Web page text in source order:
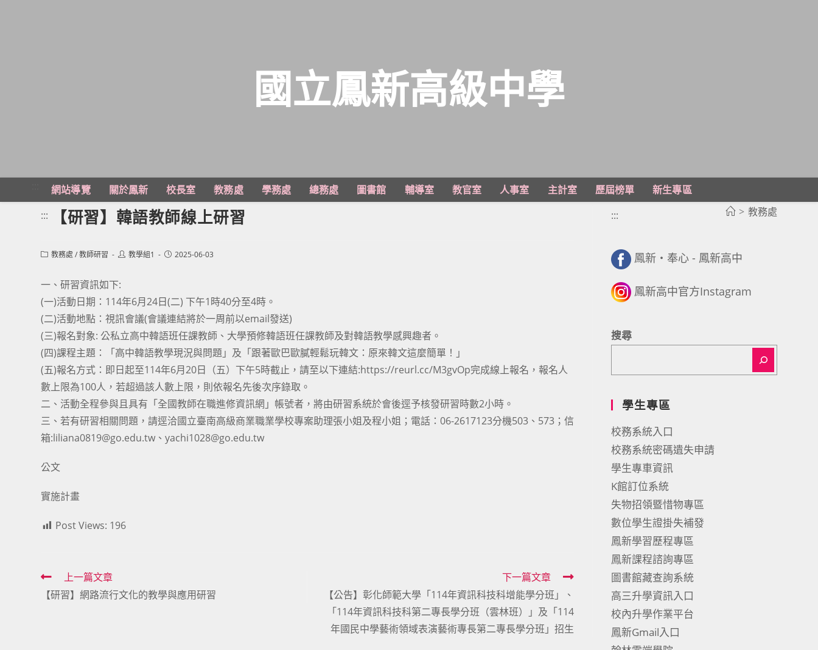
主
國立鳳新高級中學
網站導覽 關於鳳新 校長室 教務處 學務處 總務處 圖書館 輔導室 教官室 人事室 主計室 歷屆榜單
新生專區
> 教務處
::: 【研習】韓語教師線上研習
Post教務處 /教師研習
Post教學組1
Post2025-06-03
一、研習資訊如下:
(一)活動日期：114年6月24日(二) 下午1時40分至4時。
(二)活動地點：視訊會議(會議連結將於一周前以email發送)
(三)報名對象: 公私立高中韓語班任課教師、大學預修韓語班任課教師及對韓語教學感興趣者。
(四)課程主題：「高中韓語教學現況與問題」及「跟著歐巴歐膩輕鬆玩韓文：原來韓文這麼簡單！」
(五)報名方式：即日起至114年6月20日（五）下午5時截止，請至以下連結:https://reurl.cc/M3gvOp完成線上報名，報名人
數上限為100人，若超過該人數上限，則依報名先後次序錄取。
二、活動全程參與且具有「全國教師在職進修資訊網」帳號者，將由研習系統於會後逕予核發研習時數2小時。
三、若有研習相關問題，請逕洽國立臺南高級商業職業學校專案助理張小姐及程小姐；電話：06-2617123分機503、573；信
箱:liliana0819@go.edu.tw、yachi1028@go.edu.tw
公文
實施計畫
Post Views: 196
Read
more
上一篇文章
【研習】網路流行文化的教學與應用研習
下一篇文章
【公告】彰化師範大學「114年資訊科技科增能學分班」、
「114年資訊科技科第二專長學分班（雲林班）」及「114
年國民中學藝術領域表演藝術專長第二專長學分班」招生
:::
鳳新・奉心 - 鳳新高中
鳳新高中官方Instagram
搜尋
學生專區
校務系統入口
校務系統密碼遺失申請
學生專車資訊
K館訂位系統
失物招領暨惜物專區
數位學生證掛失補發
鳳新學習歷程專區
鳳新課程諮詢專區
圖書館藏查詢系統
高三升學資訊入口
校內升學作業平台
鳳新Gmail入口